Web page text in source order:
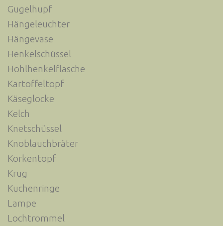
Gugelhupf
Hängeleuchter
Hängevase
Henkelschüssel
Hohlhenkelflasche
Kartoffeltopf
Käseglocke
Kelch
Knetschüssel
Knoblauchbräter
Korkentopf
Krug
Kuchenringe
Lampe
Lochtrommel